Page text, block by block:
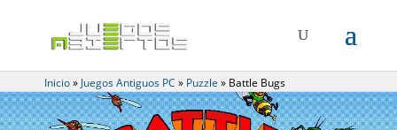
Inicio» Juegos Antiguos PC » Puzzle » Battle Bugs